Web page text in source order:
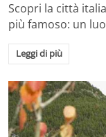
Scopri la città
più famoso: un
Leggi di più